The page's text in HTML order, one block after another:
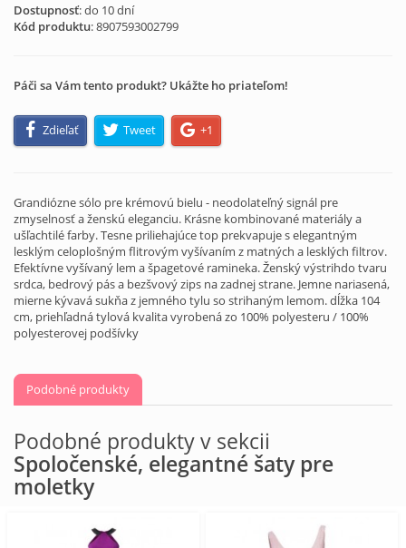
Dostupnosť: do 10 dní
Kód produktu:8907593002799
Páči sa Vám tento produkt? Ukážte ho priateľom!
Zdieľať Tweet +1
Grandiózne sólo pre krémovú bielu - neodolateľný signál pre
zmyselnosť a ženskú eleganciu. Krásne kombinované materiály a
ušľachtilé farby. Tesne priliehajúce top prekvapuje s elegantným
lesklým celoplošným flitrovým vyšívaním z matných a lesklých filtrov.
Efektívne vyšívaný lem a špagetové ramineka. Ženský výstrihdo tvaru
srdca, bedrový pás a bezšvový zips na zadnej strane. Jemne nariasená,
mierne kývavá sukňa z jemného tylu so strihaným lemom. dĺžka 104
cm, priehľadná tylová kvalita vyrobená zo 100% polyesteru / 100%
polyesterovej podšívky
Podobné produkty
Podobné produkty v sekcii
Spoločenské, elegantné šaty pre
moletky